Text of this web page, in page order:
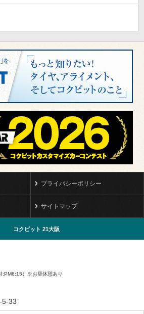
プライバシーポリシー
サイトマップ
コクピット 21大阪
:PM6:15）※お昼休憩あり
5-33